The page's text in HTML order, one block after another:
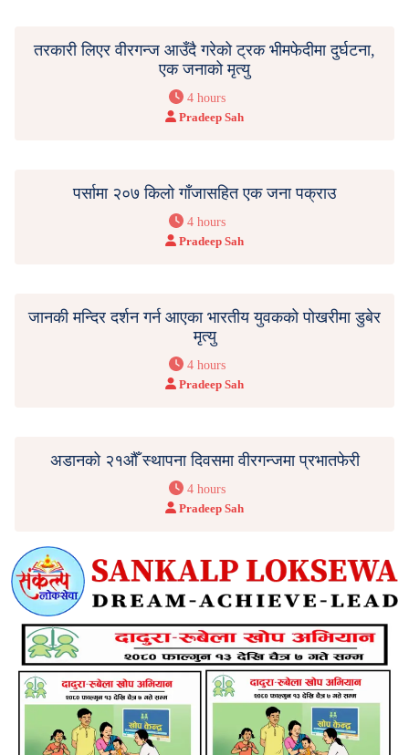
तरकारी लिएर वीरगन्ज आउँदै गरेको ट्रक भीमफेदीमा दुर्घटना,
एक जनाको मृत्यु
4 hours
Pradeep Sah
पर्सामा २०७ किलो गाँजासहित एक जना पक्राउ
4 hours
Pradeep Sah
जानकी मन्दिर दर्शन गर्न आएका भारतीय युवकको पोखरीमा डुबेर
मृत्यु
4 hours
Pradeep Sah
अडानको २१औँ स्थापना दिवसमा वीरगन्जमा प्रभातफेरी
4 hours
Pradeep Sah